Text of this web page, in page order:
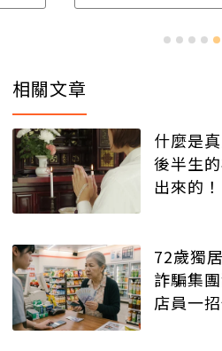
相關文章
什麼是
後半生
出來的！
72歲獨
詐騙集
店員一